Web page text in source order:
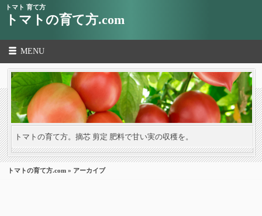
トマト 育て方
トマトの育て方.com
MENU
トマトの育て方。摘芯 剪定 肥料で甘い実の収穫を。
トマトの育て方.com » アーカイブ